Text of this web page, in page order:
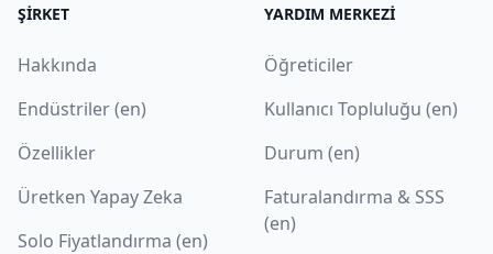
ŞIRKET
Hakkında
Endüstriler (en)
Özellikler
Üretken Yapay Zeka
Solo Fiyatlandırma (en)
YARDIM MERKEZI
Öğreticiler
Kullanıcı Topluluğu (en)
Durum (en)
Faturalandırma & SSS
(en)